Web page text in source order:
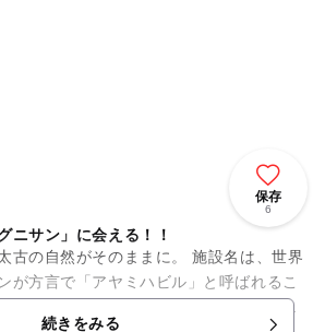
保存
6
ニサン」に会える！！
然がそのままに。 施設名は、世界
が方言で「アヤミハビル」と呼ばれるこ
与那国の人々とアヤミハビルの関わりや
続きをみる